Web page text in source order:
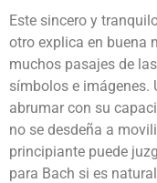
Este sincero y
otro explica en buena
muchos pasajes de
símbolos e imágenes.
abrumar con su
no se desdeña a
principiante puede
para Bach si es